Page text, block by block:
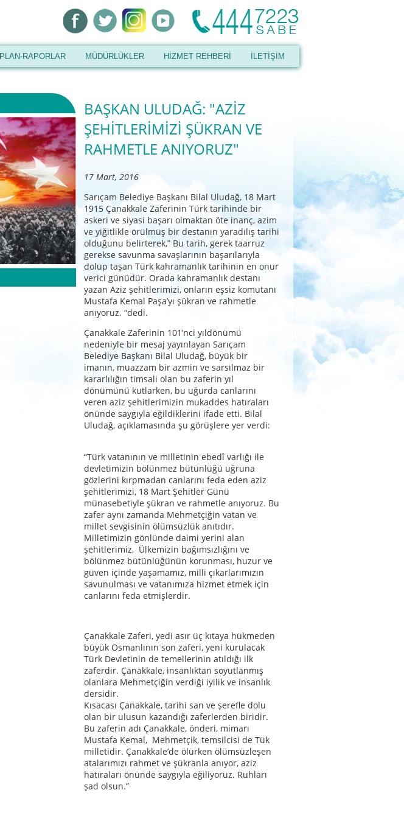
PLAN-RAPORLAR MÜDÜRLÜKLER HİZMET REHBERİ İLETİŞİM
BAŞKAN ULUDAĞ: "AZİZ
ŞEHİTLERİMİZİ ŞÜKRAN VE
RAHMETLE ANIYORUZ"
17 Mart, 2016
Sarıçam Belediye Başkanı Bilal Uludağ, 18 Mart
1915 Çanakkale Zaferinin Türk tarihinde bir
askeri ve siyasi başarı olmaktan öte inanç, azim
ve yiğitlikle örülmüş bir destanın yaradılış tarihi
olduğunu belirterek,” Bu tarih, gerek taarruz
gerekse savunma savaşlarının başarılarıyla
dolup taşan Türk kahramanlık tarihinin en onur
verici günüdür. Orada kahramanlık destanı
yazan Aziz şehitlerimizi, onların eşsiz komutanı
Mustafa Kemal Paşa’yı şükran ve rahmetle
anıyoruz. “dedi.
Çanakkale Zaferinin 101’nci yıldönümü
nedeniyle bir mesaj yayınlayan Sarıçam
Belediye Başkanı Bilal Uludağ, büyük bir
imanın, muazzam bir azmin ve sarsılmaz bir
kararlılığın timsali olan bu zaferin yıl
dönümünü kutlarken, bu uğurda canlarını
veren aziz şehitlerimizin mukaddes hatıraları
önünde saygıyla eğildiklerini ifade etti. Bilal
Uludağ, açıklamasında şu görüşlere yer verdi:
“Türk vatanının ve milletinin ebedî varlığı ile
devletimizin bölünmez bütünlüğü uğruna
gözlerini kırpmadan canlarını feda eden aziz
şehitlerimizi, 18 Mart Şehitler Günü
münasebetiyle şükran ve rahmetle anıyoruz. Bu
zafer aynı zamanda Mehmetçiğin vatan ve
millet sevgisinin ölümsüzlük anıtıdır.
Milletimizin gönlünde daimi yerini alan
şehitlerimiz, Ülkemizin bağımsızlığını ve
bölünmez bütünlüğünün korunması, huzur ve
güven içinde yaşamamız, milli çıkarlarımızın
savunulması ve vatanımıza hizmet etmek için
canlarını feda etmişlerdir.
Çanakkale Zaferi, yedi asır üç kıtaya hükmeden
büyük Osmanlının son zaferi, yeni kurulacak
Türk Devletinin de temellerinin atıldığı ilk
zaferdir. Çanakkale, insanlıktan soyutlanmış
olanlara Mehmetçiğin verdiği iyilik ve insanlık
dersidir.
Kısacası Çanakkale, tarihi san ve şerefle dolu
olan bir ulusun kazandığı zaferlerden biridir.
Bu zaferin adı Çanakkale, önderi, mimarı
Mustafa Kemal, Mehmetçik, temsilcisi de Tük
milletidir. Çanakkale’de ölürken ölümsüzleşen
atalarımızı rahmet ve şükranla anıyor, aziz
hatıraları önünde saygıyla eğiliyoruz. Ruhları
şad olsun.”